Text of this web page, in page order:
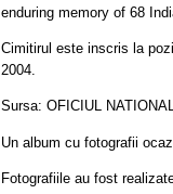
enduring memory of 68
Cimitirul este inscris la
2004.
Sursa: OFICIUL
Un album cu fotografii
Fotografiile au fost